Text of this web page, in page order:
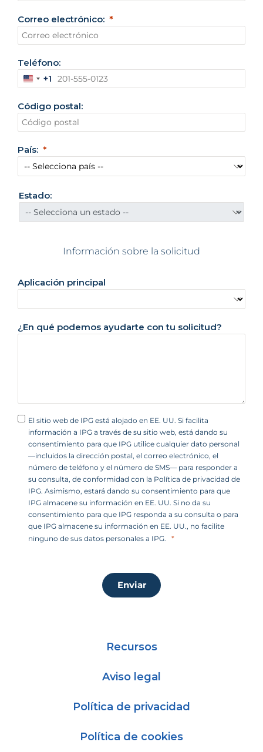
Correo electrónico:
Teléfono:
E
t
a
d
s
U
n
i
d
o
+1
Código postal:
País:
Estado:
Información sobre la solicitud
Aplicación principal
¿En qué podemos ayudarte con tu solicitud?
El sitio web de IPG está alojado en EE. UU. Si facilita
información a IPG a través de su sitio web, está dando su
consentimiento para que IPG utilice cualquier dato personal
—incluidos la dirección postal, el correo electrónico, el
número de teléfono y el número de SMS— para responder a
su consulta, de conformidad con la Política de privacidad de
IPG. Asimismo, estará dando su consentimiento para que
IPG almacene su información en EE. UU. Si no da su
consentimiento para que IPG responda a su consulta o para
que IPG almacene su información en EE. UU., no facilite
ninguno de sus datos personales a IPG.
Enviar
Recursos
Aviso legal
Política de privacidad
Política de cookies